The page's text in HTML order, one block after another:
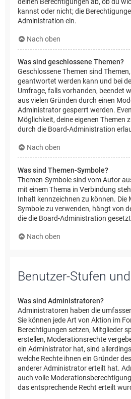
kannst oder nicht; die
Administration ein.
Nach oben
Was sind geschlossene Themen?
Geschlossene Themen sind
geantwortet werden kann und bei
Umfrage, falls vorhanden, beendet
aus vielen Gründen durch einen
Administrator gesperrt werden.
Möglichkeit, deine eigenen Themen
durch die Board-Administration
Nach oben
Was sind Themen-Symbole?
Themen-Symbole sind vom Autor
mit einem Thema in Verbindung
Inhalt kennzeichnen zu können. Die
Symbole zu verwenden, hängt von
die die Board-Administration
Nach oben
Benutzer-Stufen
Was sind Administratoren?
Administratoren haben die
Sie können jede Art von Aktion im
Berechtigungen setzen, Mitglieder
erstellen, Moderationsrechte
ein Administrator hat, sind
welche Rechte ihnen ein Gründer
anderer Administrator erteilt hat.
auch volle
das entsprechende Recht erteilt